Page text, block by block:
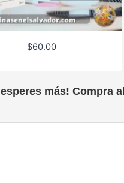
$60.00
esperes más! Compra